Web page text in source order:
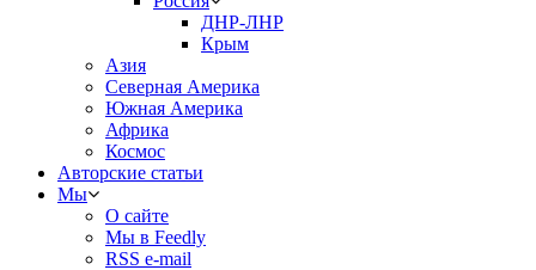
ДНР-ЛНР
Крым
Азия
Северная Америка
Южная Америка
Африка
Космос
Авторские статьи
Мы
О сайте
Мы в Feedly
RSS e-mail